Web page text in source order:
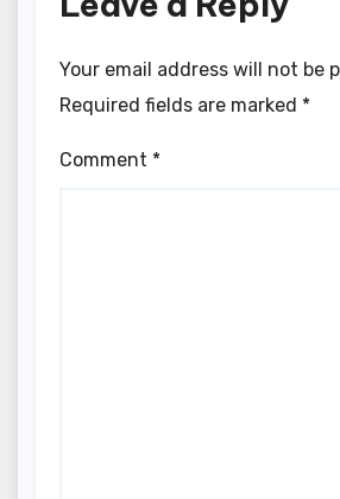
Your email address will not be
Required fields are marked *
Comment *